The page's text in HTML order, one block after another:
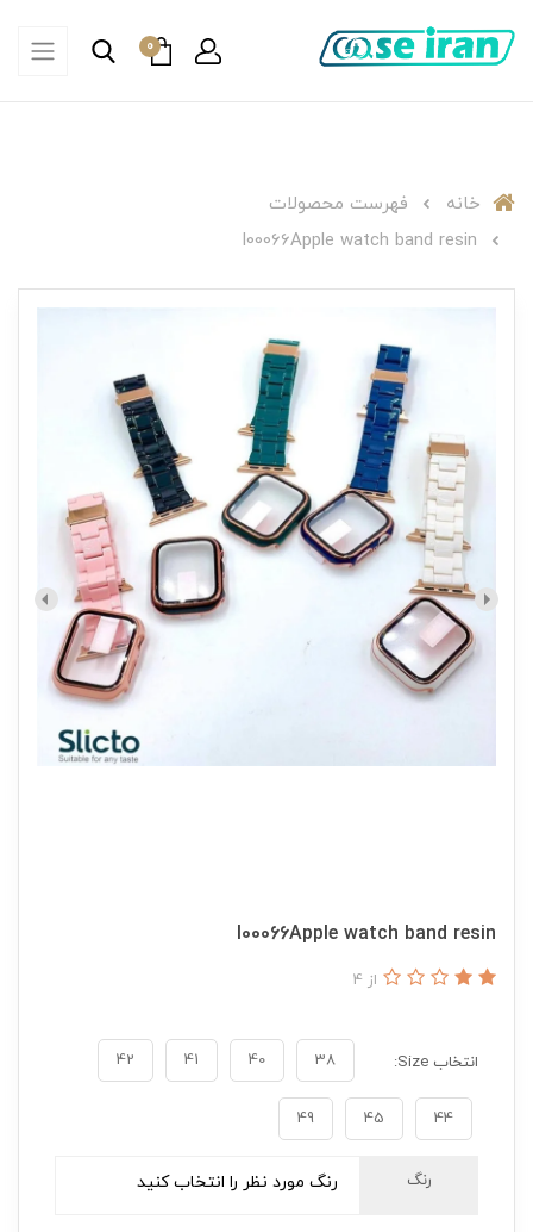
0
خانه
فهرست محصولات
I00066Apple watch band resin
I00066Apple watch band resin
از 4
انتخاب Size: 38
40
41
42
44
45
49
رنگ رنگ مورد نظر را انتخاب کنید